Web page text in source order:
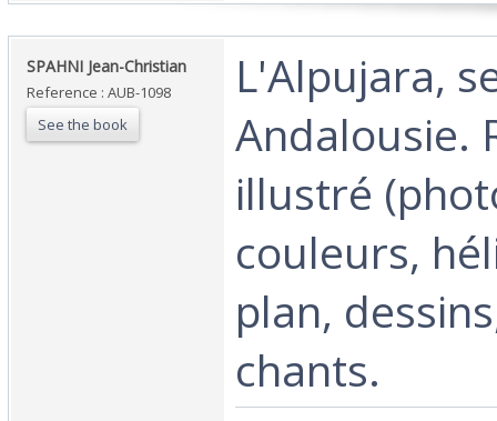
‎SPAHNI Jean-Christian‎
Reference : AUB-1098
See the book
‎L'Alpujara,
Andalousie.
illustré
couleurs,
plan,
chants.‎